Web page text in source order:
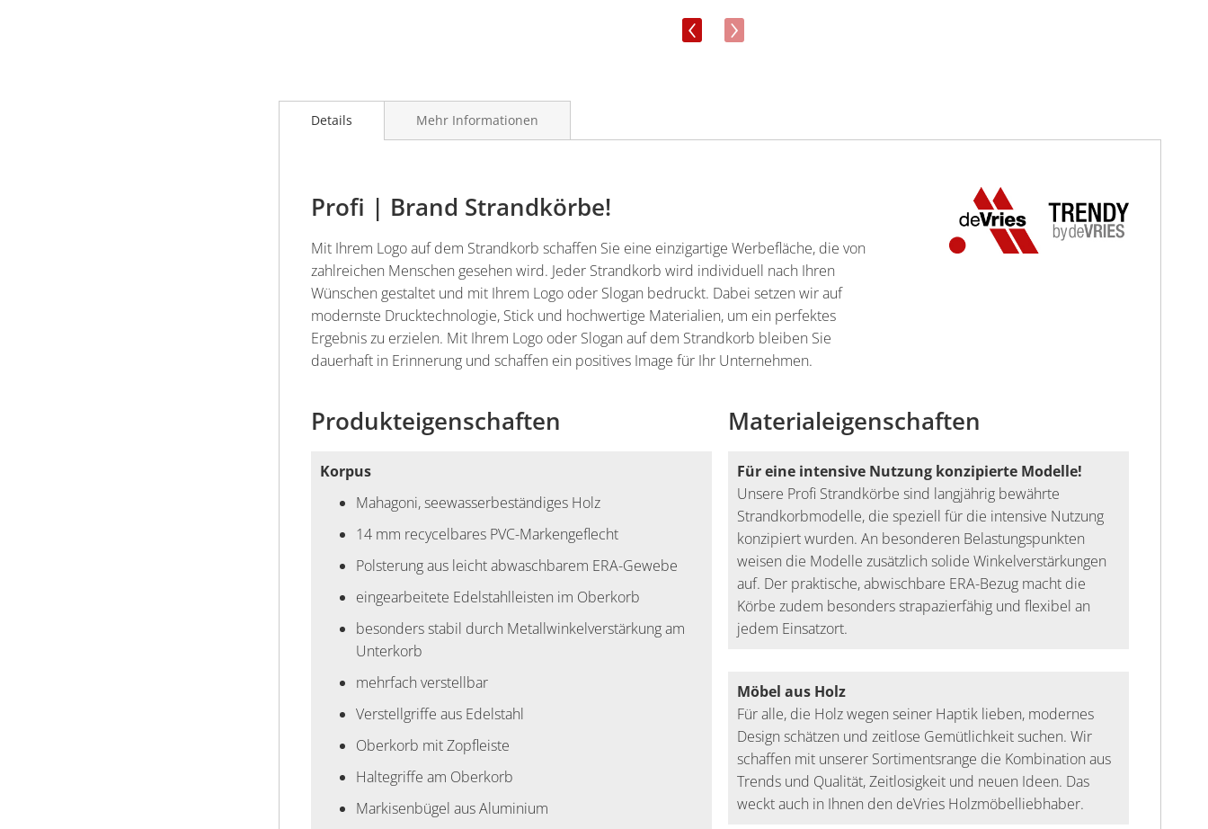
‹ ›
Details
Profi | Brand Strandkörbe!
Mit Ihrem Logo auf dem Strandkorb schaffen Sie eine einzigartige Werbefläche, die von
zahlreichen Menschen gesehen wird. Jeder Strandkorb wird individuell nach Ihren
Wünschen gestaltet und mit Ihrem Logo oder Slogan bedruckt. Dabei setzen wir auf
modernste Drucktechnologie, Stick und hochwertige Materialien, um ein perfektes
Ergebnis zu erzielen. Mit Ihrem Logo oder Slogan auf dem Strandkorb bleiben Sie
dauerhaft in Erinnerung und schaffen ein positives Image für Ihr Unternehmen.
Produkteigenschaften
Korpus
Mahagoni, seewasserbeständiges Holz
14 mm recycelbares PVC-Markengeflecht
Polsterung aus leicht abwaschbarem ERA-Gewebe
eingearbeitete Edelstahlleisten im Oberkorb
besonders stabil durch Metallwinkelverstärkung am
Unterkorb
mehrfach verstellbar
Verstellgriffe aus Edelstahl
Oberkorb mit Zopfleiste
Haltegriffe am Oberkorb
Markisenbügel aus Aluminium
Materialeigenschaften
Für eine intensive Nutzung konzipierte Modelle!
Unsere Profi Strandkörbe sind langjährig bewährte
Strandkorbmodelle, die speziell für die intensive Nutzung
konzipiert wurden. An besonderen Belastungspunkten
weisen die Modelle zusätzlich solide Winkelverstärkungen
auf. Der praktische, abwischbare ERA-Bezug macht die
Körbe zudem besonders strapazierfähig und flexibel an
jedem Einsatzort.
Möbel aus Holz
Für alle, die Holz wegen seiner Haptik lieben, modernes
Design schätzen und zeitlose Gemütlichkeit suchen. Wir
schaffen mit unserer Sortimentsrange die Kombination aus
Trends und Qualität, Zeitlosigkeit und neuen Ideen. Das
weckt auch in Ihnen den deVries Holzmöbelliebhaber.
Mehr Informationen